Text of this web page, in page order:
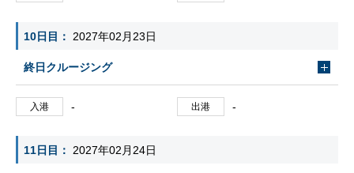
10日目 2027年02月23日
終日クルージング
入港 - 出港 -
11日目 2027年02月24日